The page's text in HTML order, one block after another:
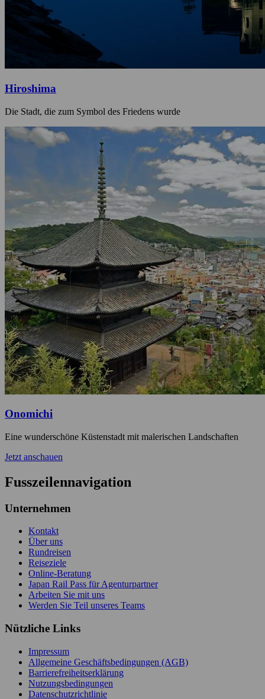
Hiroshima
Die Stadt, die zum Symbol des Friedens wurde
Onomichi
Eine wunderschöne Küstenstadt mit malerischen Landschaften
Jetzt anschauen
Fusszeilennavigation
Unternehmen
Kontakt
Über uns
Rundreisen
Reiseziele
Online-Beratung
Japan Rail Pass für Agenturpartner
Arbeiten Sie mit uns
Werden Sie Teil unseres Teams
Nützliche Links
Impressum
Allgemeine Geschäftsbedingungen (AGB)
Barrierefreiheitserklärung
Nutzungsbedingungen
Datenschutzrichtlinie